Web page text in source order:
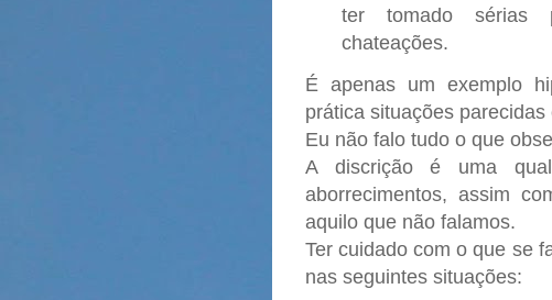
ter tomado sérias
chateações.
É apenas um exemplo
prática situações
Eu não falo tudo o que
A discrição é uma
aborrecimentos, assim
aquilo que não falamos.
Ter cuidado com o que se
nas seguintes situações: